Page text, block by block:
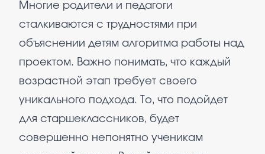
Многие родители и педагоги
сталкиваются с трудностями при
объяснении детям алгоритма работы над
проектом. Важно понимать, что каждый
возрастной этап требует своего
уникального подхода. То, что подойдет
для старшеклассников, будет
совершенно непонятно ученикам